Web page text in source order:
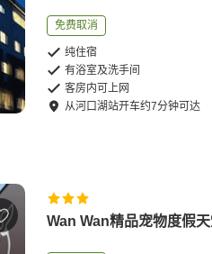
免费取消
纯住宿
有浴室及洗手间
客房内可上网
从河口湖站开车约7分钟可达
Wan Wan精品宠物度假